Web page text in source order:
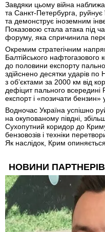
Завдяки цьому війна
та Санкт-Петербурга, руйнує
та демонструє іноземним
Показовою стала атака під
форуму, яка спричинила
Окремим стратегічним
Балтійського нафтогазового
до половини експорту
здійснено десятки ударів
з об’єктами за 2000 км від
дефіцит пального всередині
експорт і «позичати бензин»
Водночас Україна успішно
на окупованому півдні,
Сухопутний коридор до
бензовозів і техніки
Як наслідок, Крим опиняється